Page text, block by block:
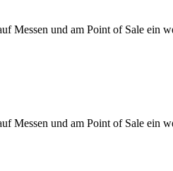
Messen und am Point of Sale
Messen und am Point of Sale